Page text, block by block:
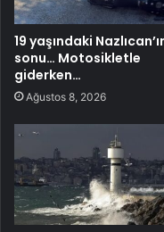
19 yaşındaki
sonu… Motosikletle
giderken…
Ağustos 8, 2026